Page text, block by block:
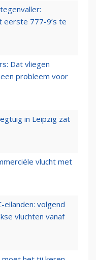
eerste 777-9’s te
Dat vliegen
probleem voor
in Leipzig zat
vlucht met
eilanden: volgend
vluchten vanaf